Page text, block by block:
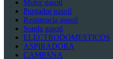
Motor gasoil
Purgador gasoil
Resistencia gasoil
Sonda gasoil
ELECTRODOMESTICOS
ASPIRADORA
CAMPANA